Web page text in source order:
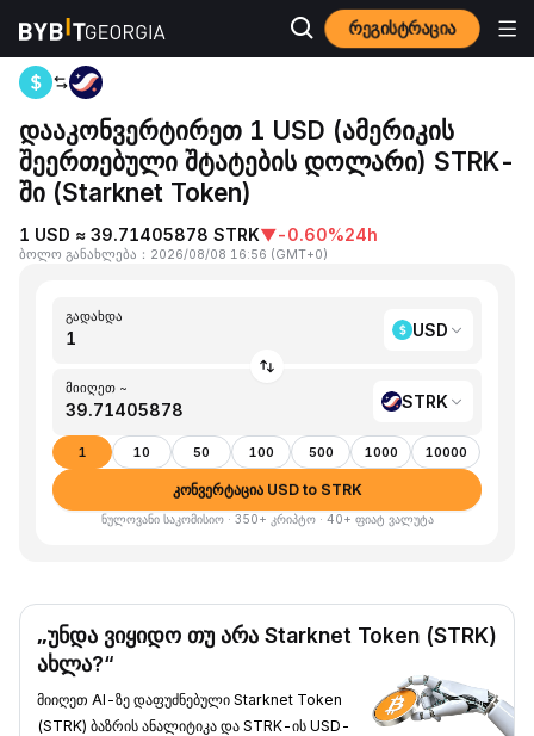
რეგისტრაცია
მთავარი გვერდი USD to STRK
დააკონვერტირეთ 1 USD (ამერიკის
შეერთებული შტატების დოლარი) STRK-
ში (Starknet Token)
1 USD ≈ 39.71405878 STRK▼-0.60%24h
ბოლო განახლება ： 2026/08/08 16:56 (GMT+0)
გადახდა
USD
მიიღეთ ~
STRK
1 10 50 100 500 1000 10000
კონვერტაცია USD to STRK
ნულოვანი საკომისიო · 350+ კრიპტო · 40+ ფიატ ვალუტა
„უნდა ვიყიდო თუ არა Starknet Token (STRK)
ახლა?“
მიიღეთ AI-ზე დაფუძნებული Starknet Token
(STRK) ბაზრის ანალიტიკა და STRK-ის USD-